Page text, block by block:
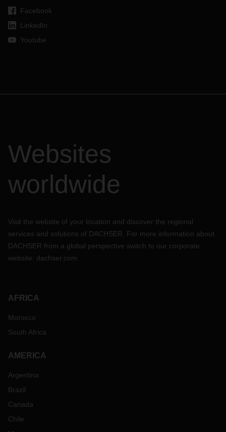
Facebook
LinkedIn
Youtube
Websites
worldwide
Visit the website of your location and discover the regional
services and solutions of DACHSER. For more information about
DACHSER from a global perspective switch to our corporate
website: dachser.com
AFRICA
Morocco
South Africa
AMERICA
Argentina
Brazil
Canada
Chile